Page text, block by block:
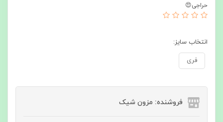
حراجی😍
انتخاب سایز:
فری
فروشنده: مزون شیک